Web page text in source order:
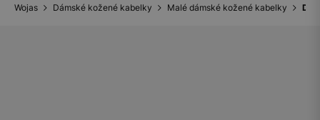
Wojas Dámské kožené kabelky Malé dámské kožené kabelky